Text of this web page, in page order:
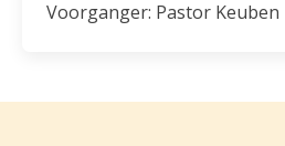
Voorganger: Pastor Keuben